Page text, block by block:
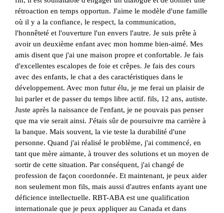
rétroaction en temps opportun. J'aime le modèle d'une famille
où il y a la confiance, le respect, la communication,
l'honnêteté et l'ouverture l'un envers l'autre. Je suis prête à
avoir un deuxième enfant avec mon homme bien-aimé. Mes
amis disent que j'ai une maison propre et confortable. Je fais
d'excellentes escalopes de foie et crêpes. Je fais des cours
avec des enfants, le chat a des caractéristiques dans le
développement. Avec mon futur élu, je me ferai un plaisir de
lui parler et de passer du temps libre actif. fils, 12 ans, autiste.
Juste après la naissance de l'enfant, je ne pouvais pas penser
que ma vie serait ainsi. J'étais sûr de poursuivre ma carrière à
la banque. Mais souvent, la vie teste la durabilité d'une
personne. Quand j'ai réalisé le problème, j'ai commencé, en
tant que mère aimante, à trouver des solutions et un moyen de
sortir de cette situation. Par conséquent, j'ai changé de
profession de façon coordonnée. Et maintenant, je peux aider
non seulement mon fils, mais aussi d'autres enfants ayant une
déficience intellectuelle. RBT-ABA est une qualification
internationale que je peux appliquer au Canada et dans